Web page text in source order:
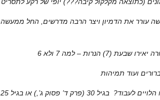
, החל ממעשה
ועוד תמיהות
ויש המשך לבעיית המספרים – באיזה גיל התחילו הלויים לעבוד? בגיל 30 (פרק ד’ פסוק ג’,) או בגיל 25